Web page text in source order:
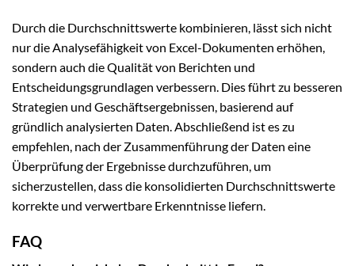
Durch die Durchschnittswerte kombinieren, lässt sich nicht
nur die Analysefähigkeit von Excel-Dokumenten erhöhen,
sondern auch die Qualität von Berichten und
Entscheidungsgrundlagen verbessern. Dies führt zu besseren
Strategien und Geschäftsergebnissen, basierend auf
gründlich analysierten Daten. Abschließend ist es zu
empfehlen, nach der Zusammenführung der Daten eine
Überprüfung der Ergebnisse durchzuführen, um
sicherzustellen, dass die konsolidierten Durchschnittswerte
korrekte und verwertbare Erkenntnisse liefern.
FAQ